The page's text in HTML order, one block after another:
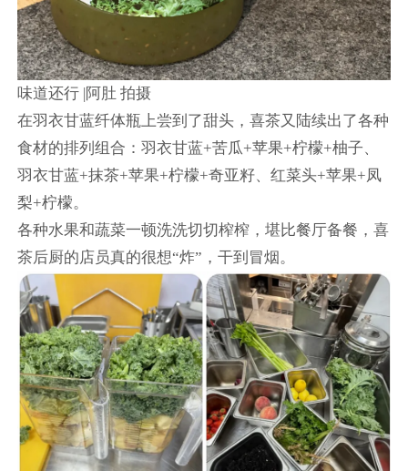
味道还行 |阿肚 拍摄
在羽衣甘蓝纤体瓶上尝到了甜头，喜茶又陆续出了各种
食材的排列组合：羽衣甘蓝+苦瓜+苹果+柠檬+柚子、
羽衣甘蓝+抹茶+苹果+柠檬+奇亚籽、红菜头+苹果+凤
梨+柠檬。
各种水果和蔬菜一顿洗洗切切榨榨，堪比餐厅备餐，喜
茶后厨的店员真的很想“炸”，干到冒烟。